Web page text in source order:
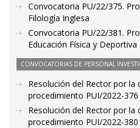
Convocatoria PU/22/375.
Filología Inglesa
Convocatoria PU/22/381.
Educación Física y Deportiva
CONVOCATORIAS DE PERSONAL
Resolución del Rector por la
procedimiento PUI/2022-376
Resolución del Rector por la
procedimiento PUI/2022-380